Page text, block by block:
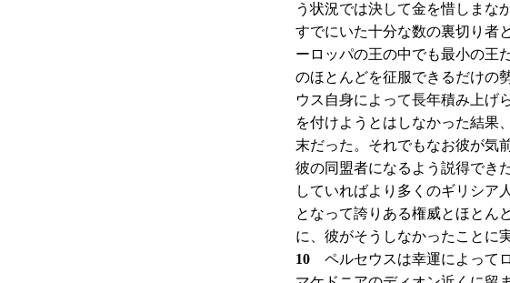
う状況では決して金を惜しまな
すでにいた十分な数の裏切り者
ーロッパの王の中でも最小の王
のほとんどを征服できるだけの
ウス自身によって長年積み上げ
を付けようとはしなかった結果
末だった。それでもなお彼が気
彼の同盟者になるよう説得でき
していればより多くのギリシア
となって誇りある権威とほとん
に、彼がそうしなかったことに
10 ペルセウスは幸運によって